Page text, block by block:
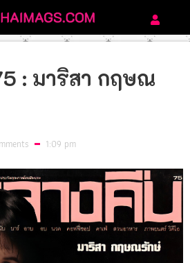
: มาริสา กฤษณ
1:09 pm